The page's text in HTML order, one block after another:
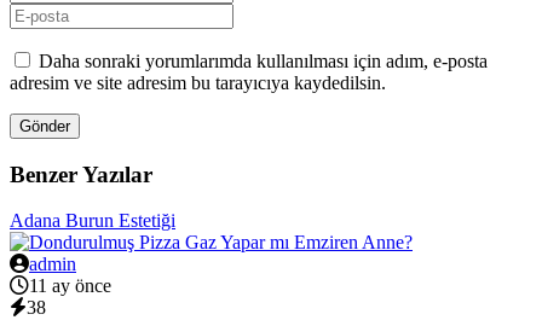
Daha sonraki yorumlarımda kullanılması için adım, e-posta
adresim ve site adresim bu tarayıcıya kaydedilsin.
Gönder
Benzer Yazılar
Adana Burun Estetiği
admin
11 ay önce
38